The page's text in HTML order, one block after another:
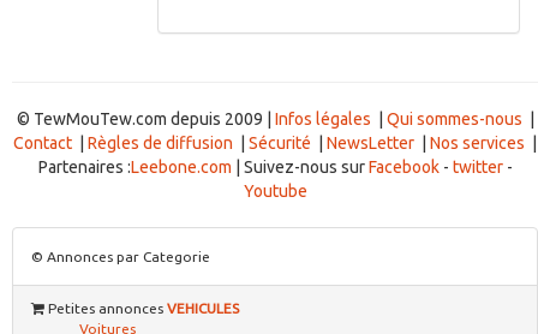
© TewMouTew.com depuis 2009 | Infos légales Qui sommes-nous
Contact
Règles de diffusion Sécurité NewsLetter Nos services
Partenaires :Leebone.com | Suivez-nous surFacebook- twitter-
Youtube
© Annonces par Categorie
Petites annonces VEHICULES
Voitures